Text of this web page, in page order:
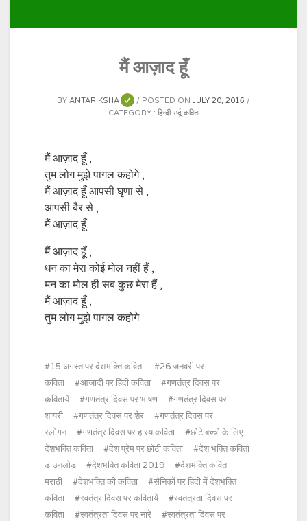
मैं आज़ाद हूँ
BY ANTARIKSHA POSTED ONJULY 20, 2016
CATEGORY : हिन्दी-उर्दू कविता
मैं आज़ाद हूँ ,
तुम लोग मुझे पागल कहोगे ,
मैं आज़ाद हूँ आपसी घृणा से ,
आपसी बैर से ,
मैं आज़ाद हूँ
मैं आज़ाद हूँ ,
धन का मेरा कोई मोल नहीं हैं ,
मन का मोल ही सब कुछ मेरा हैं ,
मैं आज़ाद हूँ ,
तुम लोग मुझे पागल कहोगे
15 अगस्त पर देशभक्ति कविता
26 जनवरी पर
कविता
आजादी पर हिंदी कविता
गणतंत्र दिवस पर
कवितायें
गणतंत्र दिवस पर भाषण
गणतंत्र दिवस पर
शायरी
गणतंत्र दिवस पर शेर
गणतंत्र दिवस पर
स्लोगन
गणतंत्र दिवस पर हास्य कविता
छोटे बच्चों के लिए
देशभक्ति कविता
देश प्रेम पर छोटी कविता
देश भक्ति कविता
डाउनलोड
देशभक्ति कविता 2019
देशभक्ति कविता
मराठी
देशभक्ति की कविता
सैनिकों पर हिंदी में देशभक्ति
कविता
स्वतंत्र दिवस पर कवितायें
स्वतंत्रता दिवस पर
कविता
स्वतंत्रता दिवस पर नारे
स्वतंत्रता दिवस पर